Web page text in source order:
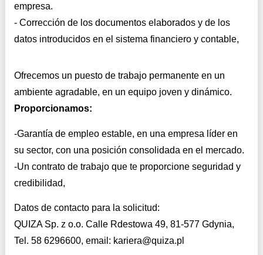
empresa.
- Corrección de los documentos elaborados y de los
datos introducidos en el sistema financiero y contable,
Ofrecemos un puesto de trabajo permanente en un
ambiente agradable, en un equipo joven y dinámico.
Proporcionamos:
-Garantía de empleo estable, en una empresa líder en
su sector, con una posición consolidada en el mercado.
-Un contrato de trabajo que te proporcione seguridad y
credibilidad,
Datos de contacto para la solicitud:
QUIZA Sp. z o.o. Calle Rdestowa 49, 81-577 Gdynia,
Tel. 58 6296600, email: kariera@quiza.pl